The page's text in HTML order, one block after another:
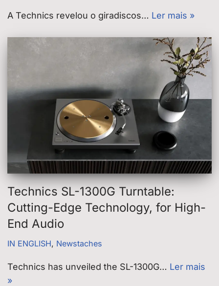
A Technics revelou o giradiscos… Ler mais »
Technics SL-1300G Turntable:
Cutting-Edge Technology, for High-
End Audio
IN ENGLISH, Newstaches
Technics has unveiled the SL-1300G… Ler mais
»